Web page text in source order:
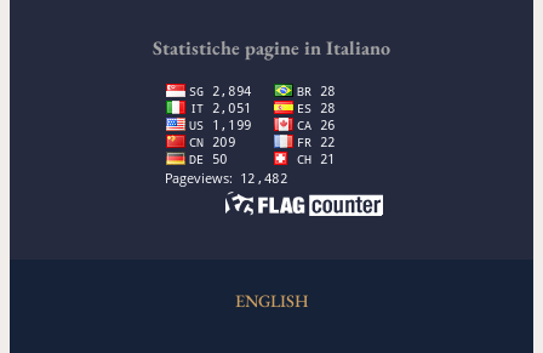
Statistiche pagine in Italiano
ENGLISH